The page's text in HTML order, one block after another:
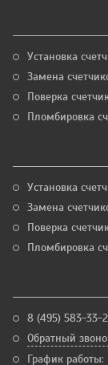
Установка
Замена
Поверка
Пломбировка
Установка
Замена
Поверка
Пломбировка
8 (495) 583-
Обратный
График работы: